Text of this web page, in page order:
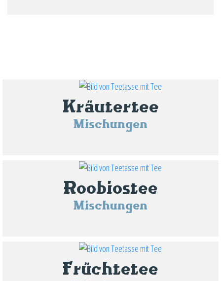
Kräutertee
Mischungen
Roobiostee
Mischungen
Früchtetee